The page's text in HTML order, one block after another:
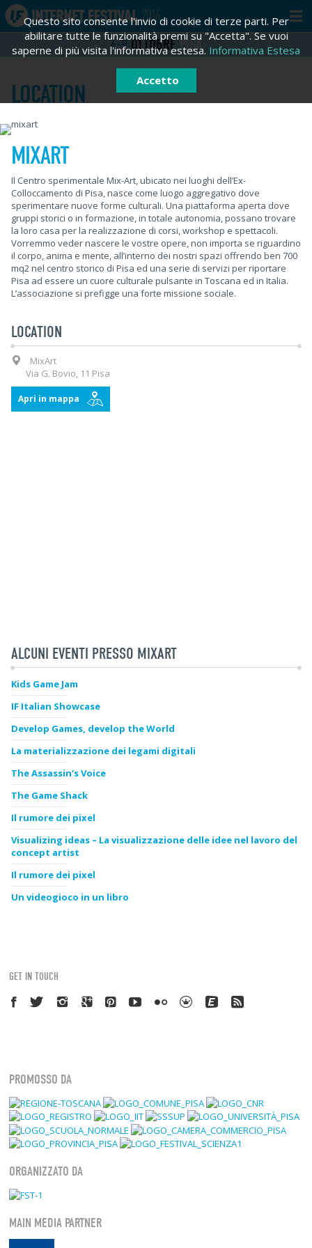
6-9OTTOBREPISA
Registrati
Email *
Password *
LOCATION
MIXART
Il Centro sperimentale Mix-Art, ubicato nei luoghi dell’Ex-
Colloccamento di Pisa, nasce come luogo aggregativo dove
sperimentare nuove forme culturali. Una piattaforma aperta dove
gruppi storici o in formazione, in totale autonomia, possano trovare
la loro casa per la realizzazione di corsi, workshop e spettacoli.
Vorremmo veder nascere le vostre opere, non importa se riguardino
il corpo, anima e mente, all’interno dei nostri spazi offrendo ben 700
mq2 nel centro storico di Pisa ed una serie di servizi per riportare
Pisa ad essere un cuore culturale pulsante in Toscana ed in Italia.
L’associazione si prefigge una forte missione sociale.
LOCATION
MixArt
Via G. Bovio, 11 Pisa
Apri in mappa
ALCUNI EVENTI PRESSO MIXART
Kids Game Jam
IF Italian Showcase
Develop Games, develop the World
La materializzazione dei legami digitali
The Assassin’s Voice
The Game Shack
Il rumore dei pixel
Visualizing ideas – La visualizzazione delle idee nel lavoro del
concept artist
Il rumore dei pixel
Un videogioco in un libro
GET IN TOUCH
PROMOSSO DA
ORGANIZZATO DA
MAIN MEDIA PARTNER
Questo sito consente l'invio di cookie di terze parti. Per
abilitare tutte le funzionalità premi su "Accetta". Se vuoi
saperne di più visita l'informativa estesa. Informativa Estesa
Accetto